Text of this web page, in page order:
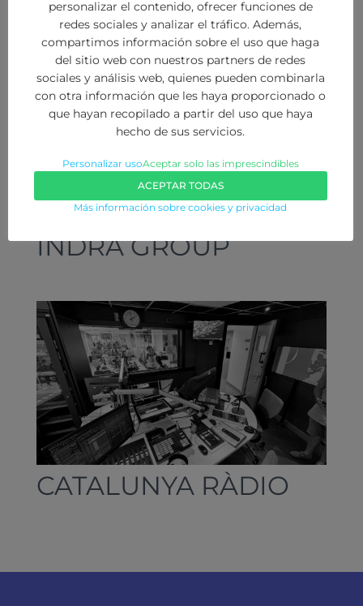
TELEFÓNICA
INDRA GROUP
CATALUNYA RÀDIO
personalizar el contenido, ofrecer funciones de
redes sociales y analizar el tráfico. Además,
compartimos información sobre el uso que haga
del sitio web con nuestros partners de redes
sociales y análisis web, quienes pueden combinarla
con otra información que les haya proporcionado o
que hayan recopilado a partir del uso que haya
hecho de sus servicios.
Personalizar usoAceptar solo las imprescindibles
ACEPTAR TODAS
Más información sobre cookies y privacidad